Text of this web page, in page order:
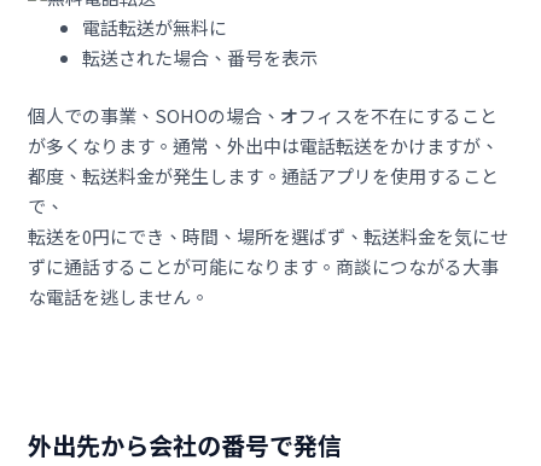
電話転送が無料に
転送された場合、番号を表示
個人での事業、SOHOの場合、オフィスを不在にすること
が多くなります。通常、外出中は電話転送をかけますが、
都度、転送料金が発生します。通話アプリを使用すること
で、
転送を0円にでき、時間、場所を選ばず、転送料金を気にせ
ずに通話することが可能になります。商談につながる大事
な電話を逃しません。
外出先から会社の番号で発信